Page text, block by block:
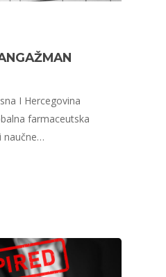
I Hercegovina
farmaceutska
naučne…